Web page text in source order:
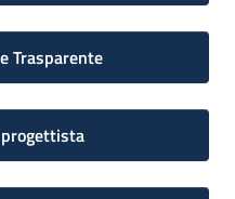
Trasparente